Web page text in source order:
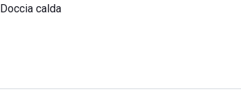
Doccia calda